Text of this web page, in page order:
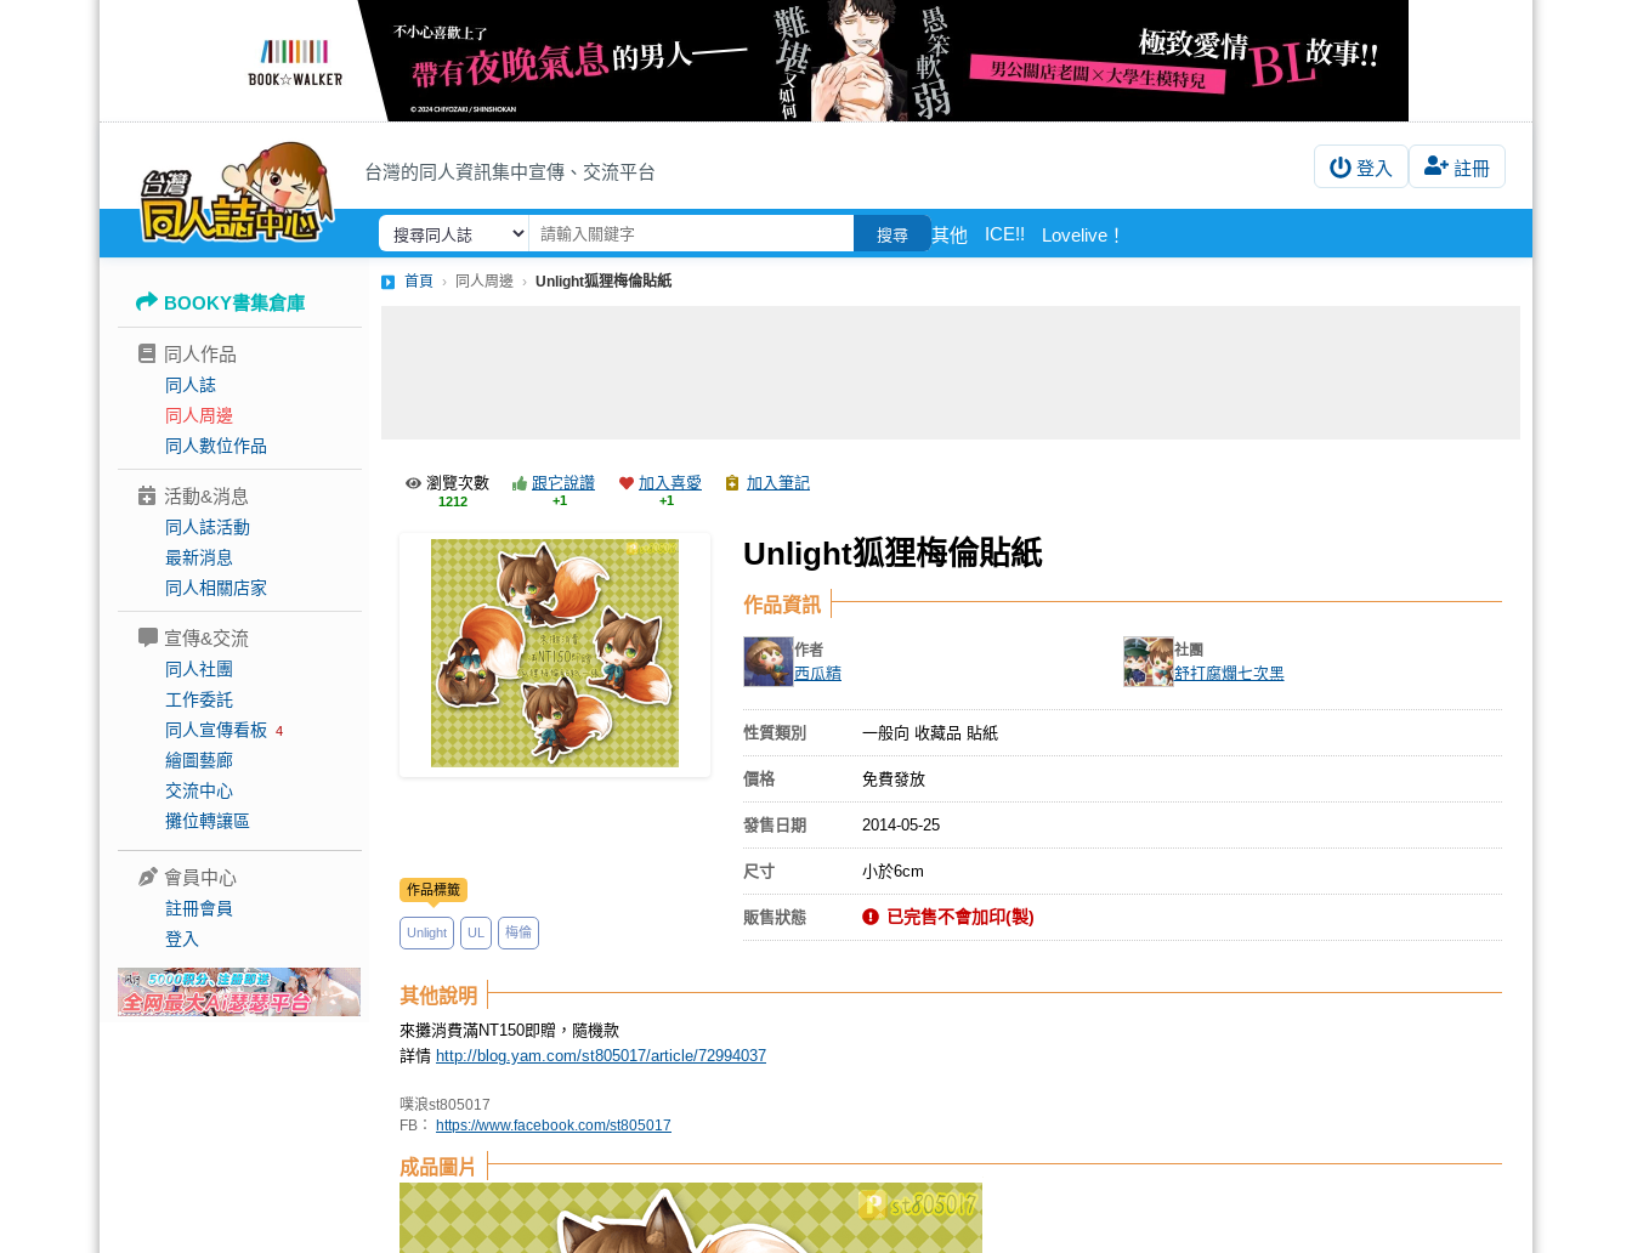
台灣的同人資訊集中宣傳、交流平台 登入 註冊
搜尋 其他 ICE!! Lovelive！
BOOKY書集倉庫
同人作品
同人誌
同人周邊
同人數位作品
活動&消息
同人誌活動
最新消息
同人相關店家
宣傳&交流
同人社團
工作委託
同人宣傳看板 4
繪圖藝廊
交流中心
攤位轉讓區
會員中心
註冊會員
登入
首頁 同人周邊 Unlight狐狸梅倫貼紙
瀏覽次數
1212
跟它說讚
+1
加入喜愛
+1
加入筆記
Unlight狐狸梅倫貼紙
作品標籤
Unlight UL 梅倫
作品資訊
作者
西瓜精
社團
舒打腐爛七次黑
性質類別 一般向 收藏品 貼紙
價格 免費發放
發售日期 2014-05-25
尺寸 小於6cm
販售狀態 已完售不會加印(製)
其他說明
來攤消費滿NT150即贈，隨機款
詳情 http://blog.yam.com/st805017/article/72994037
噗浪st805017
FB： https://www.facebook.com/st805017
成品圖片